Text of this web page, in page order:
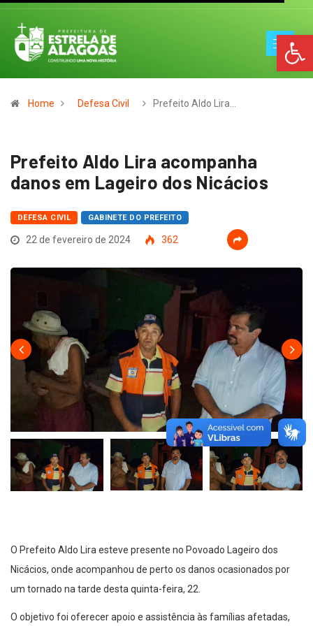
Home Defesa Civil Prefeito Aldo Lira…
Prefeito Aldo Lira acompanha
danos em Lageiro dos Nicácios
DEFESA CIVIL GABINETE DO PREFEITO
22 de fevereiro de 2024 362
O Prefeito Aldo Lira esteve presente no Povoado Lageiro dos
Nicácios, onde acompanhou de perto os danos ocasionados por
um tornado na tarde desta quinta-feira, 22.
O objetivo foi oferecer apoio e assistência às famílias afetadas,